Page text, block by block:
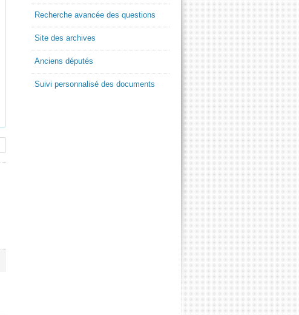
Recherche avancée des questions
Site des archives
Anciens députés
Suivi personnalisé des documents